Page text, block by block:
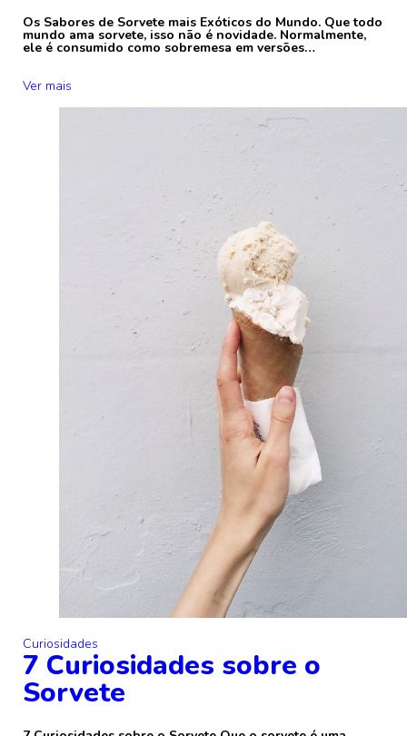
Os Sabores de Sorvete mais Exóticos do Mundo. Que todo
mundo ama sorvete, isso não é novidade. Normalmente,
ele é consumido como sobremesa em versões…
Ver mais
Curiosidades
7 Curiosidades sobre o
Sorvete